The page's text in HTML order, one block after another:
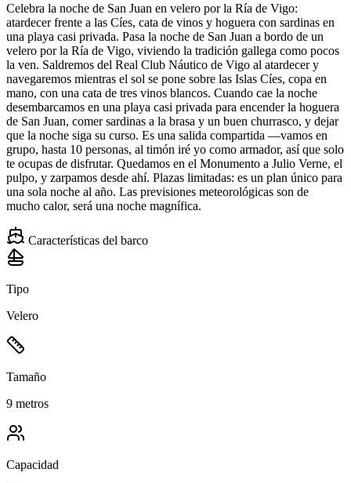
Celebra la noche de San Juan en velero por la Ría de Vigo:
atardecer frente a las Cíes, cata de vinos y hoguera con sardinas en
una playa casi privada. Pasa la noche de San Juan a bordo de un
velero por la Ría de Vigo, viviendo la tradición gallega como pocos
la ven. Saldremos del Real Club Náutico de Vigo al atardecer y
navegaremos mientras el sol se pone sobre las Islas Cíes, copa en
mano, con una cata de tres vinos blancos. Cuando cae la noche
desembarcamos en una playa casi privada para encender la hoguera
de San Juan, comer sardinas a la brasa y un buen churrasco, y dejar
que la noche siga su curso. Es una salida compartida —vamos en
grupo, hasta 10 personas, al timón iré yo como armador, así que solo
te ocupas de disfrutar. Quedamos en el Monumento a Julio Verne, el
pulpo, y zarpamos desde ahí. Plazas limitadas: es un plan único para
una sola noche al año. Las previsiones meteorológicas son de
mucho calor, será una noche magnífica.
Características del barco
Tipo
Velero
Tamaño
9 metros
Capacidad